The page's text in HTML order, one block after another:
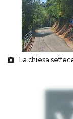
La chiesa